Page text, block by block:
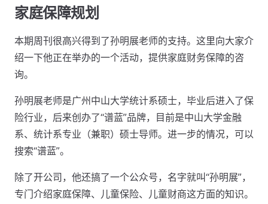
家庭保障规划
本期周刊很高兴得到了孙明展老师的支持。这里向大家介
绍一下他正在举办的一个活动，提供家庭财务保障的咨
询。
孙明展老师是广州中山大学统计系硕士，毕业后进入了保
险行业，后来创办了“谱蓝”品牌，目前是中山大学金融
系、统计系专业（兼职）硕士导师。进一步的情况，可以
搜索“谱蓝”。
除了开公司，他还搞了一个公众号，名字就叫“孙明展”，
专门介绍家庭保障、儿童保险、儿童财商这方面的知识。